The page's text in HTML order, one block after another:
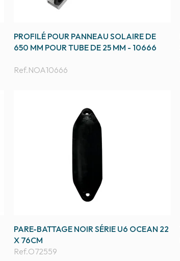
PROFILÉ POUR PANNEAU SOLAIRE DE
650 MM POUR TUBE DE 25 MM - 10666
Ref.NOA10666
PARE-BATTAGE NOIR SÉRIE U6 OCEAN 22
X 76CM
Ref.O72559